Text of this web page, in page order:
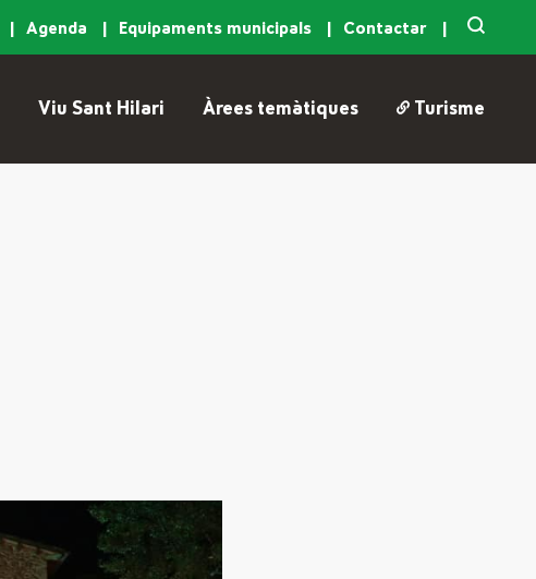
Agenda Equipaments municipals Contactar
Viu Sant Hilari Àrees temàtiques Turisme